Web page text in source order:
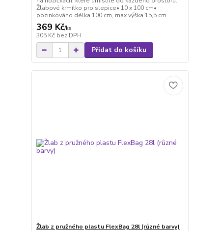
Žlabové krmítko pro slepice• 10 x 100 cm•
pozinkováno délka 100 cm, max výška 15,5 cm
369 Kč/ks
305 Kč bez DPH
Přidat do košíku
Žlab z pružného plastu FlexBag 28l (různé barvy)